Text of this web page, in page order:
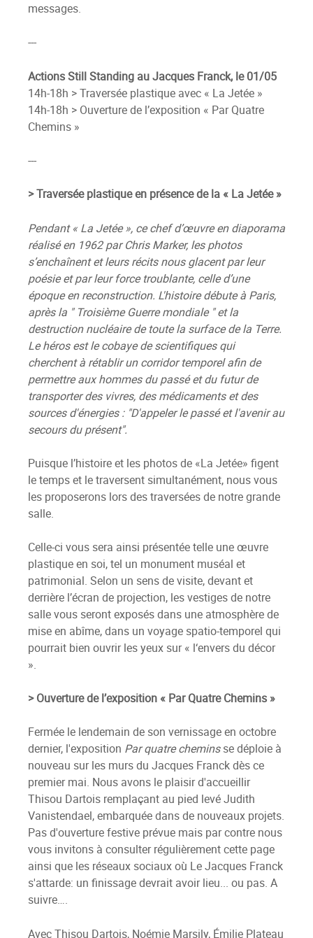
messages.
---
Actions Still Standing au Jacques Franck, le 01/05
14h-18h > Traversée plastique avec « La Jetée »
14h-18h > Ouverture de l’exposition « Par Quatre
Chemins »
---
> Traversée plastique en présence de la « La Jetée »
Pendant « La Jetée », ce chef d’œuvre en diaporama
réalisé en 1962 par Chris Marker, les photos
s’enchaînent et leurs récits nous glacent par leur
poésie et par leur force troublante, celle d’une
époque en reconstruction. L'histoire débute à Paris,
après la " Troisième Guerre mondiale " et la
destruction nucléaire de toute la surface de la Terre.
Le héros est le cobaye de scientifiques qui
cherchent à rétablir un corridor temporel afin de
permettre aux hommes du passé et du futur de
transporter des vivres, des médicaments et des
sources d'énergies : "D'appeler le passé et l'avenir au
secours du présent".
Puisque l’histoire et les photos de «La Jetée» figent
le temps et le traversent simultanément, nous vous
les proposerons lors des traversées de notre grande
salle.
Celle-ci vous sera ainsi présentée telle une œuvre
plastique en soi, tel un monument muséal et
patrimonial. Selon un sens de visite, devant et
derrière l’écran de projection, les vestiges de notre
salle vous seront exposés dans une atmosphère de
mise en abîme, dans un voyage spatio-temporel qui
pourrait bien ouvrir les yeux sur « l‘envers du décor
».
> Ouverture de l’exposition « Par Quatre Chemins »
Fermée le lendemain de son vernissage en octobre
dernier, l'exposition Par quatre cheminsse déploie à
nouveau sur les murs du Jacques Franck dès ce
premier mai. Nous avons le plaisir d'accueillir
Thisou Dartois remplaçant au pied levé Judith
Vanistendael, embarquée dans de nouveaux projets.
Pas d'ouverture festive prévue mais par contre nous
vous invitons à consulter régulièrement cette page
ainsi que les réseaux sociaux où Le Jacques Franck
s'attarde: un finissage devrait avoir lieu... ou pas. A
suivre….
Avec Thisou Dartois, Noémie Marsily, Émilie Plateau